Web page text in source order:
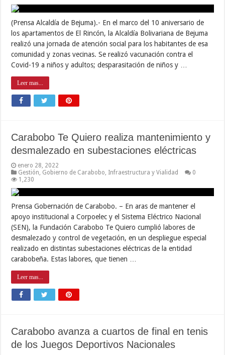
(Prensa Alcaldía de Bejuma).- En el marco del 10 aniversario de
los apartamentos de El Rincón, la Alcaldía Bolivariana de Bejuma
realizó una jornada de atención social para los habitantes de esa
comunidad y zonas vecinas. Se realizó vacunación contra el
Covid-19 a niños y adultos; desparasitación de niños y …
Leer mas...
Carabobo Te Quiero realiza mantenimiento y
desmalezado en subestaciones eléctricas
enero 28, 2022
Gestión Gobierno de Carabobo Infraestructura y Vialidad
0
1,230
Prensa Gobernación de Carabobo. – En aras de mantener el
apoyo institucional a Corpoelec y el Sistema Eléctrico Nacional
(SEN), la Fundación Carabobo Te Quiero cumplió labores de
desmalezado y control de vegetación, en un despliegue especial
realizado en distintas subestaciones eléctricas de la entidad
carabobeña. Estas labores, que tienen …
Leer mas...
Carabobo avanza a cuartos de final en tenis
de los Juegos Deportivos Nacionales